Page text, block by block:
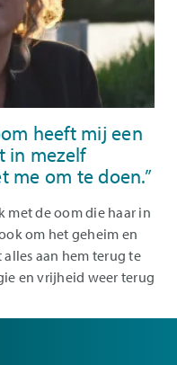
heeft mij een
in mezelf
me om te doen.”
met de oom die haar in
om het geheim en
aan hem terug te
en vrijheid weer terug